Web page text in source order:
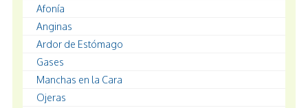
Afonía
Anginas
Ardor de Estómago
Gases
Manchas en la Cara
Ojeras